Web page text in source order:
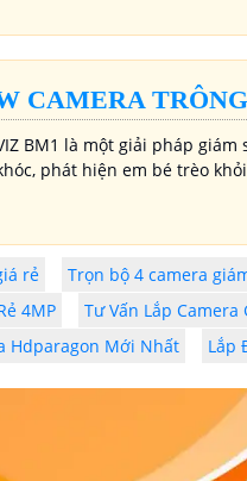
CAMERA
BM1 là một giải pháp
phát hiện em bé trèo
rẻ Trọn bộ 4 camera
4MP Tư Vấn Lắp Camera
Hdparagon Mới Nhất Lắp